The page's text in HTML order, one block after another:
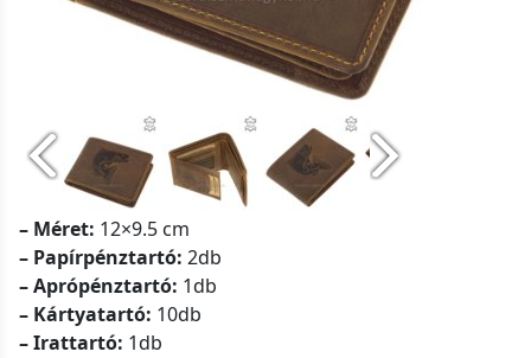
– Méret: 12×9.5 cm
– Papírpénztartó: 2db
– Aprópénztartó: 1db
– Kártyatartó: 10db
– Irattartó: 1db